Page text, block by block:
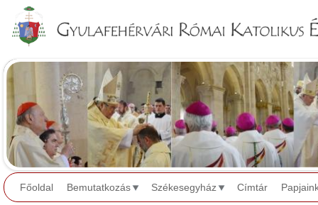
Főoldal Bemutatkozás Székesegyház Címtár